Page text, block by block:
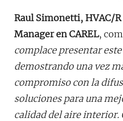
Raul Simonetti, HVAC/
Manager en CAREL,
complace presentar
demostrando una vez
compromiso con la
soluciones para una
calidad del aire interior.